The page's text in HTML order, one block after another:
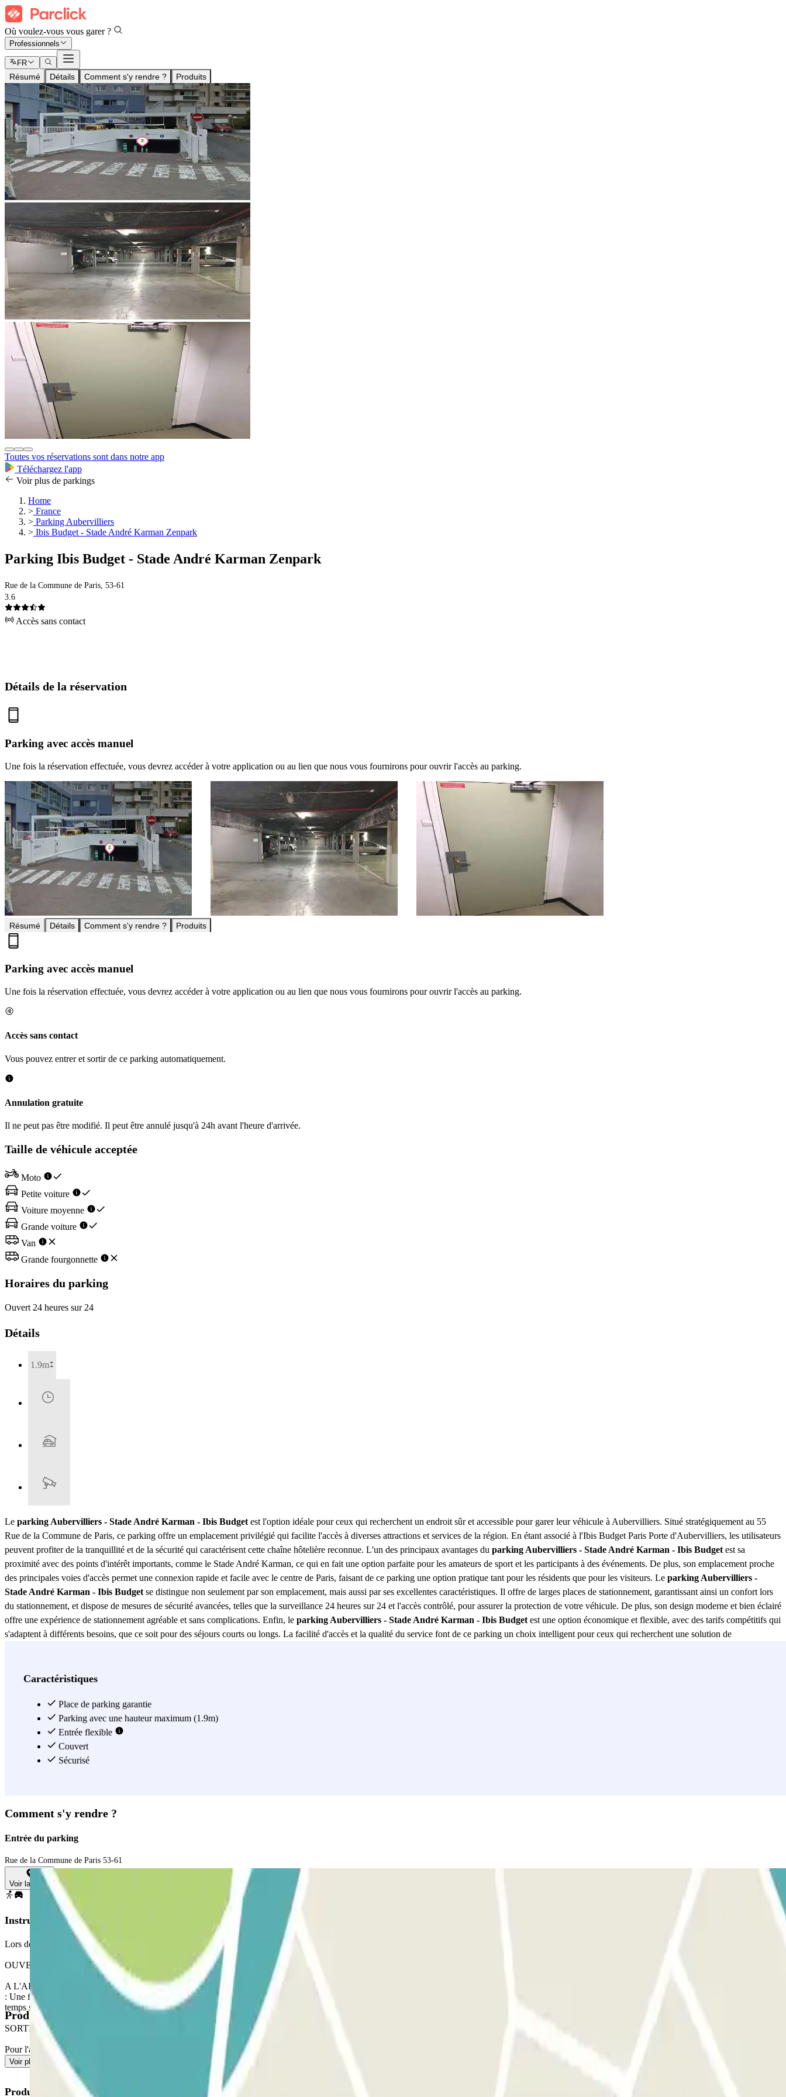
Où voulez-vous vous garer ?
Professionnels
FR
Résumé Détails Comment s'y rendre ? Produits
Toutes vos réservations sont dans notre app
Téléchargez l'app
Voir plus de parkings
Home
> France
> Parking Aubervilliers
> Ibis Budget - Stade André Karman Zenpark
Parking Ibis Budget - Stade André Karman Zenpark
Rue de la Commune de Paris, 53-61
3.6
Accès sans contact
Détails de la réservation
Parking avec accès manuel
Une fois la réservation effectuée, vous devrez accéder à votre application ou au lien que nous vous fournirons pour ouvrir l'accès au parking.
Résumé Détails Comment s'y rendre ? Produits
Parking avec accès manuel
Une fois la réservation effectuée, vous devrez accéder à votre application ou au lien que nous vous fournirons pour ouvrir l'accès au parking.
Accès sans contact
Vous pouvez entrer et sortir de ce parking automatiquement.
Annulation gratuite
Il ne peut pas être modifié. Il peut être annulé jusqu'à 24h avant l'heure d'arrivée.
Taille de véhicule acceptée
Moto
Petite voiture
Voiture moyenne
Grande voiture
Van
Grande fourgonnette
Horaires du parking
Ouvert 24 heures sur 24
Détails
1.9m
Le parking Aubervilliers - Stade André Karman - Ibis Budget est l'option idéale pour ceux qui recherchent un endroit sûr et accessible pour garer leur véhicule à Aubervilliers. Situé stratégiquement au 55
Rue de la Commune de Paris, ce parking offre un emplacement privilégié qui facilite l'accès à diverses attractions et services de la région. En étant associé à l'Ibis Budget Paris Porte d'Aubervilliers, les utilisateurs
peuvent profiter de la tranquillité et de la sécurité qui caractérisent cette chaîne hôtelière reconnue. L'un des principaux avantages du parking Aubervilliers - Stade André Karman - Ibis Budget est sa
proximité avec des points d'intérêt importants, comme le Stade André Karman, ce qui en fait une option parfaite pour les amateurs de sport et les participants à des événements. De plus, son emplacement proche
des principales voies d'accès permet une connexion rapide et facile avec le centre de Paris, faisant de ce parking une option pratique tant pour les résidents que pour les visiteurs. Le parking Aubervilliers -
Stade André Karman - Ibis Budget se distingue non seulement par son emplacement, mais aussi par ses excellentes caractéristiques. Il offre de larges places de stationnement, garantissant ainsi un confort lors
du stationnement, et dispose de mesures de sécurité avancées, telles que la surveillance 24 heures sur 24 et l'accès contrôlé, pour assurer la protection de votre véhicule. De plus, son design moderne et bien éclairé
offre une expérience de stationnement agréable et sans complications. Enfin, le parking Aubervilliers - Stade André Karman - Ibis Budget est une option économique et flexible, avec des tarifs compétitifs qui
s'adaptent à différents besoins, que ce soit pour des séjours courts ou longs. La facilité d'accès et la qualité du service font de ce parking un choix intelligent pour ceux qui recherchent une solution de
Caractéristiques
Place de parking garantie
Parking avec une hauteur maximum (1.9m)
Entrée flexible
Couvert
Sécurisé
Comment s'y rendre ?
Entrée du parking
Rue de la Commune de Paris 53-61
Voir la carte
Instructions
Lors de l'accès au parking, n'oubliez pas de consulter la section "Informations importantes". L'accès à ce parking se fait par notre application.
OUVERTURE PAR L'APPLICATION PARCLICK
A L'ARRIVEE : Depuis l'application ou via le lien de votre réservation, utilisez le bouton prévu à cet effet pour ouvrir l'entrée. Assurez-vous d'être devant la bonne entrée avant d'activer le bouton. AU DÉPART
: Une fois entré, vous recevrez le bouton pour ouvrir la sortie, le processus est le même que pour l'entrée. MARGE PERMISE : Vous pouvez accéder au parking jusqu'à 1 heure avant votre réservation, mais ce
temps supplémentaire vous sera facturé.
SORTIE PIÉTONNE
Pour l'accès des piétons, veuillez consulter notre section "Informations importantes".
Voir plus
Produits disponibles
Produits Parclick